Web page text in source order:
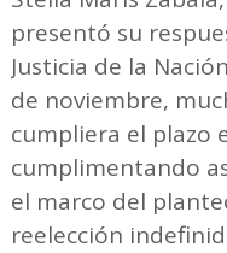
presentó su
Justicia de la
de noviembre,
cumpliera el plazo
cumplimentando
el marco del
reelección